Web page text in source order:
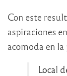
Con este
aspiraciones
acomoda en
Local